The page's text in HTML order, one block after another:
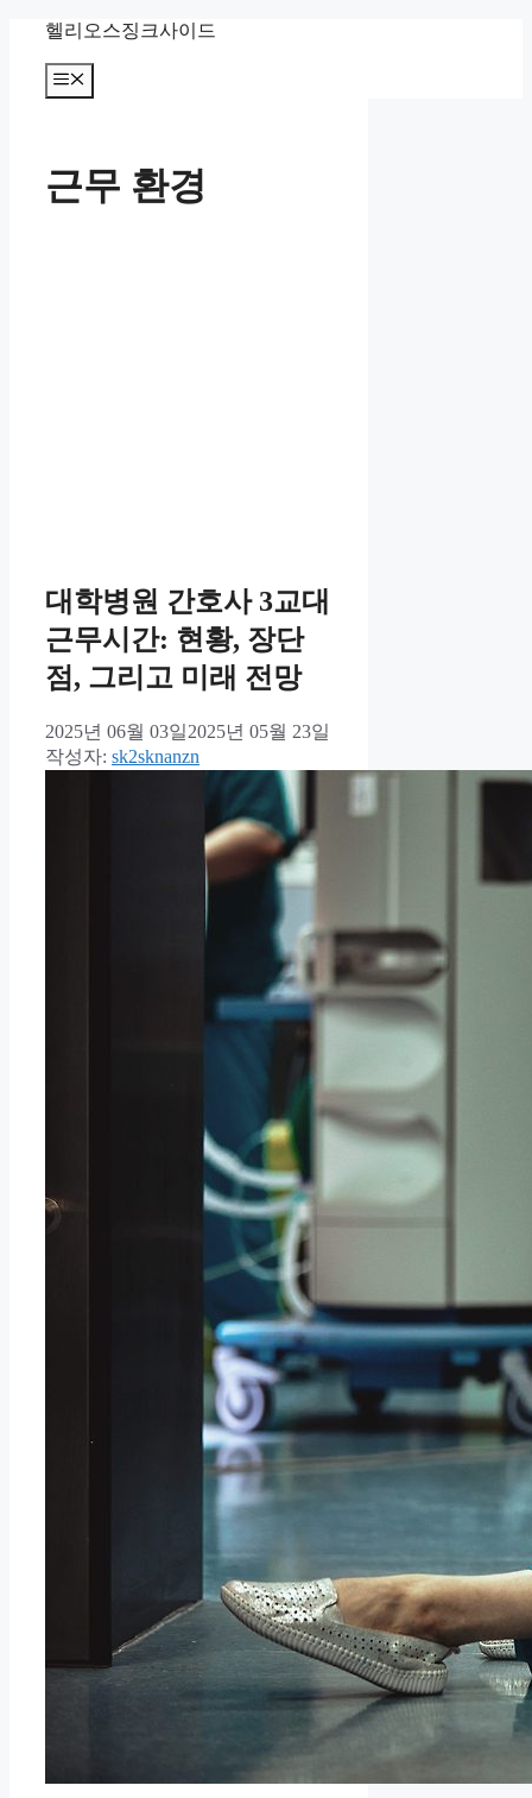
헬리오스징크사이드
메
뉴
근무 환경
대학병원 간호사 3교대
근무시간: 현황, 장단
점, 그리고 미래 전망
2025년 06월 03일2025년 05월 23일
작성자: sk2sknanzn